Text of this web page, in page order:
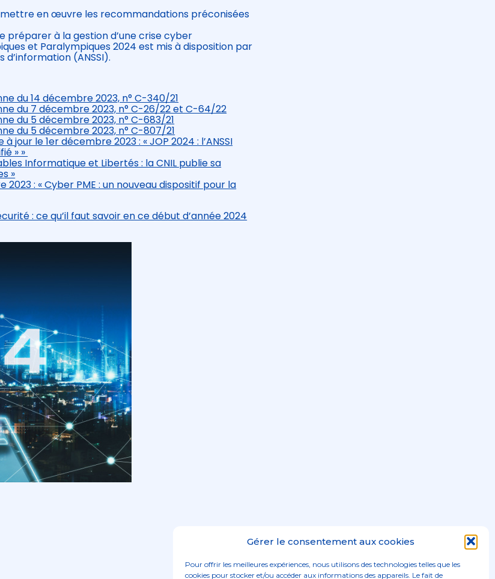
Gérer le consentement aux cookies
Pour offrir les meilleures expériences, nous utilisons des technologies telles que les
cookies pour stocker et/ou accéder aux informations des appareils. Le fait de
en œuvre les recommandations préconisées
préparer à la gestion d’une crise cyber
et Paralympiques 2024 est mis à disposition par
(ANSSI).
du 14 décembre 2023, n° C-340/21
du 7 décembre 2023, n° C-26/22 et C-64/22
du 5 décembre 2023, n° C-683/21
du 5 décembre 2023, n° C-807/21
jour le 1er décembre 2023 : « JOP 2024 : l’ANSSI
» »
Informatique et Libertés : la CNIL publie sa
»
: « Cyber PME : un nouveau dispositif pour la
: ce qu’il faut savoir en ce début d’année 2024